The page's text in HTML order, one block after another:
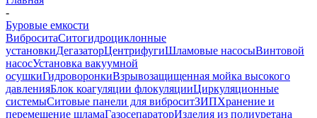
-
Буровые емкости
ВиброситаСитогидроциклонные
установкиДегазаторЦентрифугиШламовые насосыВинтовой
насосУстановка вакуумной
осушкиГидроворонкиВзрывозащищенная мойка высокого
давленияБлок коагуляции флокуляцииЦиркуляционные
системыСитовые панели для виброситЗИПХранение и
перемещение шламаГазосепараторИзделия из полиуретана